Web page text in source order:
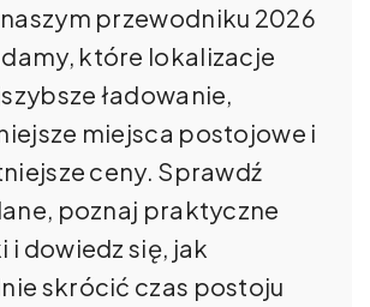
przewodniku 2026
które lokalizacje
ładowanie,
miejsca postojowe i
ceny. Sprawdź
poznaj praktyczne
i dowiedz się, jak
skrócić czas postoju